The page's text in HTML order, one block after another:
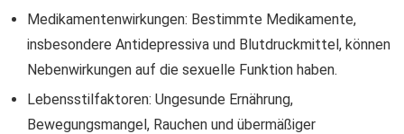
Medikamentenwirkungen: Bestimmte Medikamente,
insbesondere Antidepressiva und Blutdruckmittel, können
Nebenwirkungen auf die sexuelle Funktion haben.
Lebensstilfaktoren: Ungesunde Ernährung,
Bewegungsmangel, Rauchen und übermäßiger